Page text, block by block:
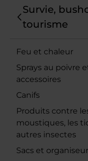
Survie,
tourisme
Feu et chaleur
Sprays au poivre
accessoires
Canifs
Produits contre
moustiques, les
autres insectes
Sacs et